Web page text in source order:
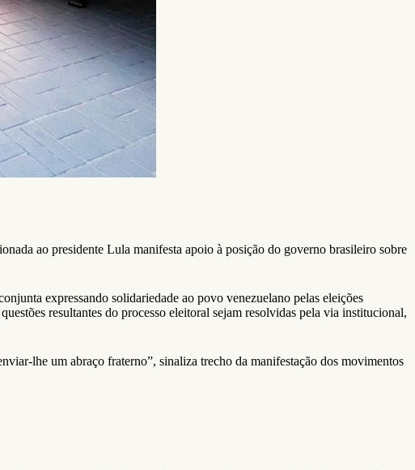
ao presidente Lula manifesta apoio à posição do governo brasileiro sobre
expressando solidariedade ao povo venezuelano pelas eleições
resultantes do processo eleitoral sejam resolvidas pela via institucional,
lhe um abraço fraterno”, sinaliza trecho da manifestação dos movimentos